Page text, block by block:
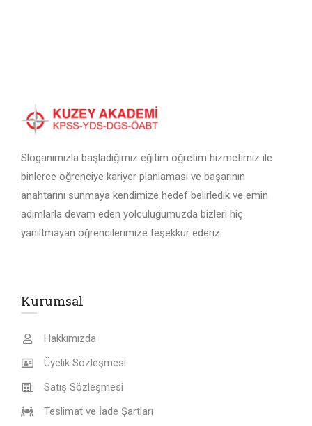
Sloganımızla başladığımız eğitim öğretim hizmetimiz ile
binlerce öğrenciye kariyer planlaması ve başarının
anahtarını sunmaya kendimize hedef belirledik ve emin
adımlarla devam eden yolculuğumuzda bizleri hiç
yanıltmayan öğrencilerimize teşekkür ederiz.
Kurumsal
Hakkımızda
Üyelik Sözleşmesi
Satış Sözleşmesi
Teslimat ve İade Şartları